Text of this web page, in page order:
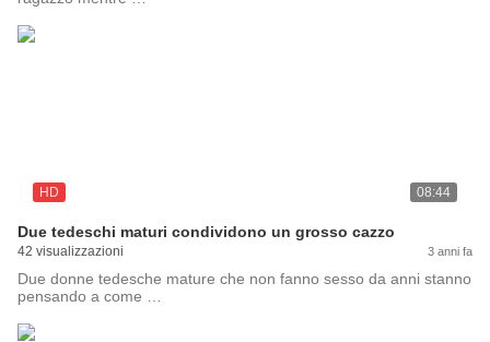
HD 08:44
Due tedeschi maturi condividono un grosso cazzo
42 visualizzazioni 3 anni fa
Due donne tedesche mature che non fanno sesso da anni stanno
pensando a come …